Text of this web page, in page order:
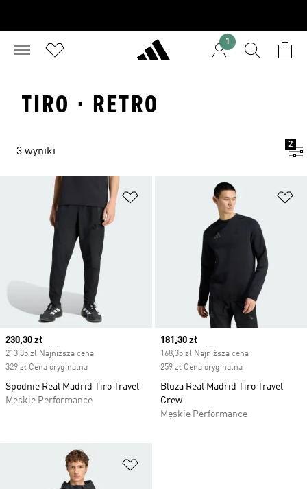
1
TIRO · RETRO
3 wyniki
2
Dodaj do listy życzeń
Current price
230,30 zł
213,85 zł Najniższa cena
329 zł Cena oryginalna
Spodnie Real Madrid Tiro Travel
Męskie Performance
Current price
181,30 zł
168,35 zł Najniższa cena
259 zł Cena oryginalna
Bluza Real Madrid Tiro Travel
Crew
Męskie Performance